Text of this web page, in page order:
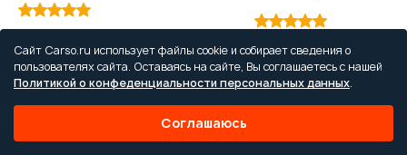
Покупка Renault Duster Виктор П.
Покупка Renault Duster
Сайт Carso.ru использует файлы cookie и собирает сведения о
пользователях сайта. Оставаясь на сайте, Вы соглашаетесь с нашей
Политикой о конфеденциальности персональных данных.
Соглашаюсь